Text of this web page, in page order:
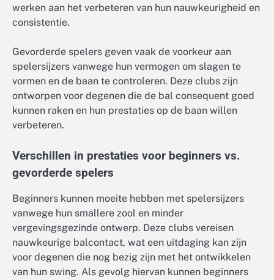
werken aan het verbeteren van hun nauwkeurigheid en
consistentie.
Gevorderde spelers geven vaak de voorkeur aan
spelersijzers vanwege hun vermogen om slagen te
vormen en de baan te controleren. Deze clubs zijn
ontworpen voor degenen die de bal consequent goed
kunnen raken en hun prestaties op de baan willen
verbeteren.
Verschillen in prestaties voor beginners vs.
gevorderde spelers
Beginners kunnen moeite hebben met spelersijzers
vanwege hun smallere zool en minder
vergevingsgezinde ontwerp. Deze clubs vereisen
nauwkeurige balcontact, wat een uitdaging kan zijn
voor degenen die nog bezig zijn met het ontwikkelen
van hun swing. Als gevolg hiervan kunnen beginners